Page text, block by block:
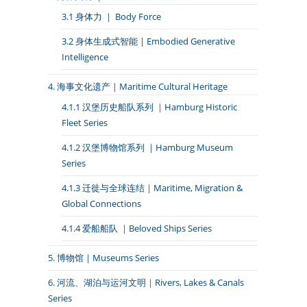
3.1 身体力 ｜ Body Force
3.2 身体生成式智能 | Embodied Generative
Intelligence
4. 海事文化遗产｜Maritime Cultural Heritage
4.1.1 汉堡历史船队系列 ｜Hamburg Historic
Fleet Series
4.1.2 汉堡博物馆系列 ｜Hamburg Museum
Series
4.1.3 迁徙与全球连结｜Maritime, Migration &
Global Connections
4.1.4 爱船船队 ｜Beloved Ships Series
5. 博物馆｜Museums Series
6. 河流、湖泊与运河文明｜Rivers, Lakes & Canals
Series